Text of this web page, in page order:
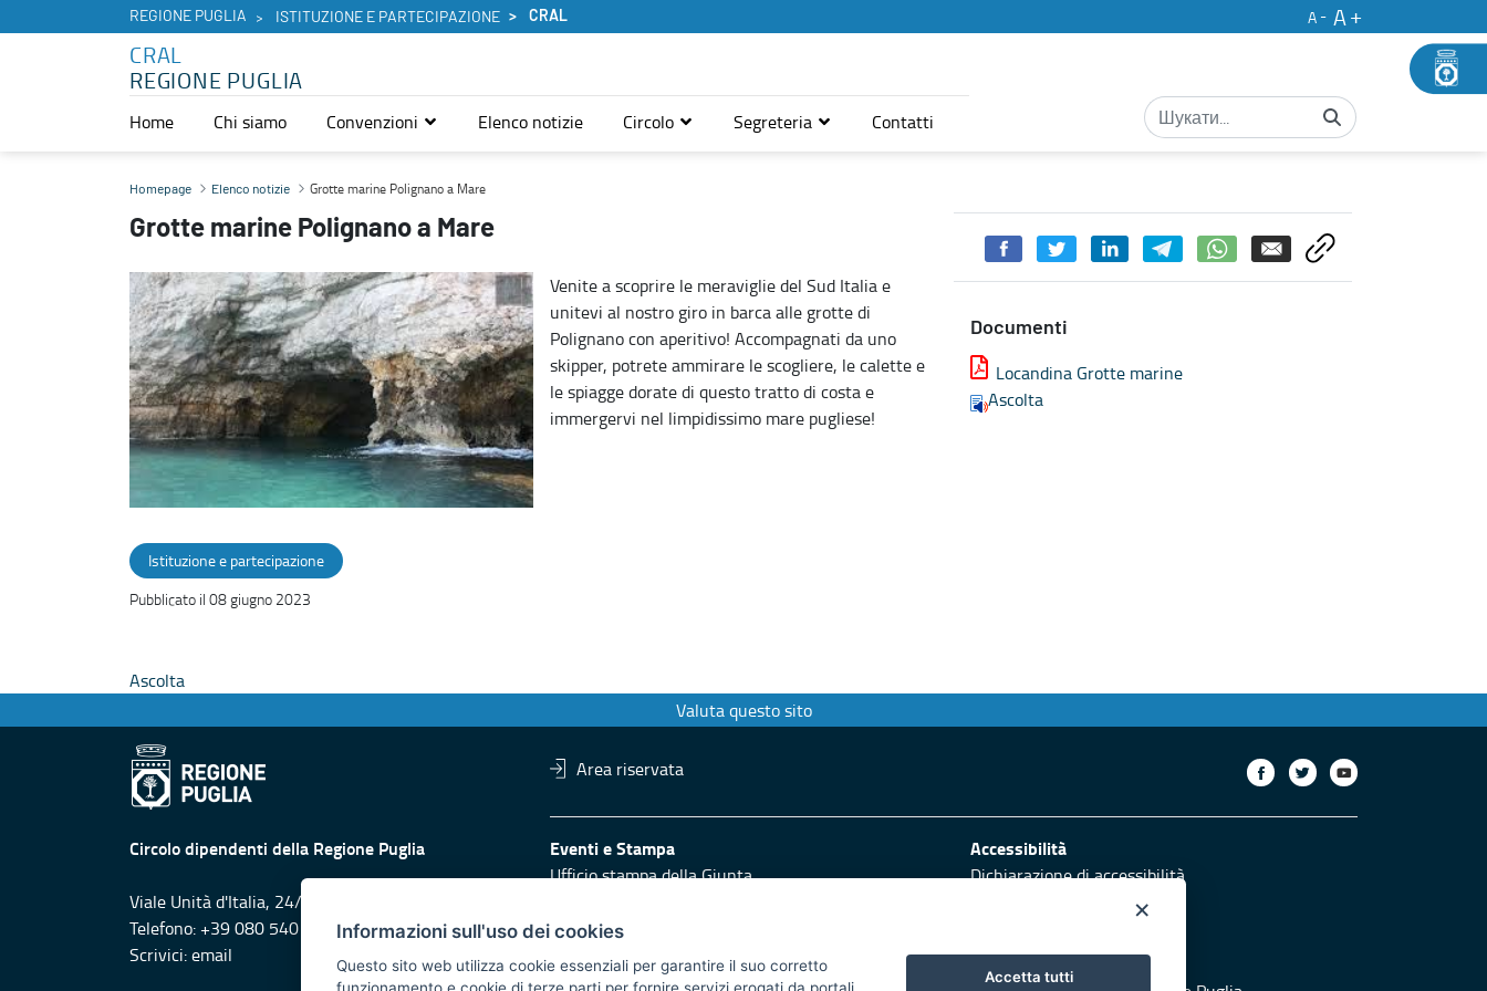
REGIONE PUGLIA ISTITUZIONE E PARTECIPAZIONE CRAL A
A
CRAL
REGIONE PUGLIA
Home Chi siamo Convenzioni Elenco notizie Circolo Segreteria Contatti
Grotte marine Polignano a Mare - CRAL
Homepage Elenco notizie Grotte marine Polignano a Mare
Grotte marine Polignano a Mare
Venite a scoprire le meraviglie del Sud Italia e
unitevi al nostro giro in barca alle grotte di
Polignano con aperitivo! Accompagnati da uno
skipper, potrete ammirare le scogliere, le calette e
le spiagge dorate di questo tratto di costa e
immergervi nel limpidissimo mare pugliese!
Documenti
Locandina Grotte marine
Ascolta
Istituzione e partecipazione
Pubblicato il 08 giugno 2023
Ascolta
Valuta questo sito
Area riservata
Circolo dipendenti della Regione Puglia
Viale Unità d'Italia, 24/A-24/B - 70125 - Bari
Telefono: +39 080 540 5095 +39 080 540 2094
Scrivici:email
Eventi e Stampa
Ufficio stampa della Giunta
Logo e identità regionale
Accessibilità
Dichiarazione di accessibilità
Redazione
×
Informazioni sull'uso dei cookies
Questo sito web utilizza cookie essenziali per garantire il suo corretto
Accetta tutti